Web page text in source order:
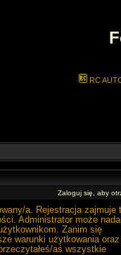
RC
Zaloguj się, aby
a. Rejestracja zajmuje
Administrator może
Zanim się
warunki użytkowania oraz
aś wszystkie